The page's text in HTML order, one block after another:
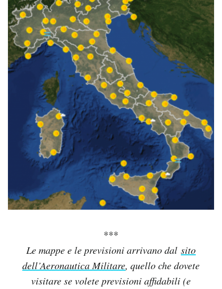
***
Le mappe e le previsioni arrivano dal sito
dell’Aeronautica Militare, quello che dovete
visitare se volete previsioni affidabili (e